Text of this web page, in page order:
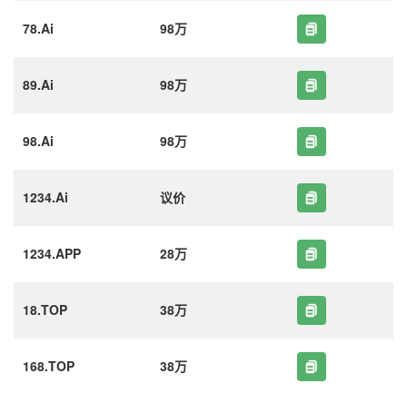
78.Ai 98万
89.Ai 98万
98.Ai 98万
1234.Ai 议价
1234.APP 28万
18.TOP 38万
168.TOP 38万